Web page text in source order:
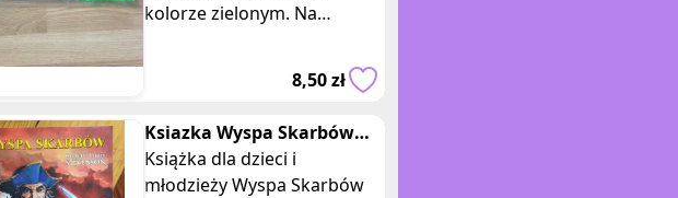
kolorze zielonym. Na
Wymiary: 47 x 2,5 cm.8,50 zł
Ksiazka Wyspa Skarbów
Robert Louis Stevenson
zielona sowa
Książka dla dzieci i
młodzieży Wyspa Skarbów